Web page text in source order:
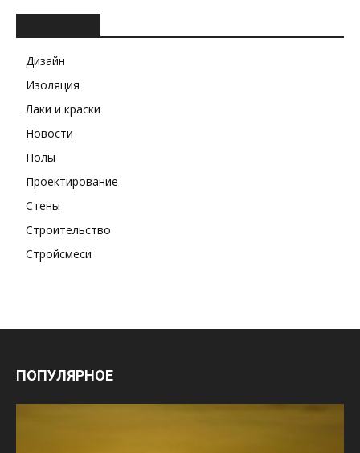
Дизайн
Изоляция
Лаки и краски
Новости
Полы
Проектирование
Стены
Строительство
Стройсмеси
ПОПУЛЯРНОЕ